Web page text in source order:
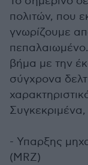
πολιτών, που
γνωρίζουμε
βήμα με την
σύγχρονα
- Υπαρξης
(MRZ)